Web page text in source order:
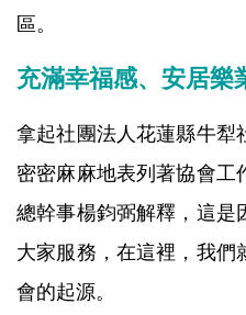
區。
充滿幸福感、安居樂
拿起社團法人花蓮縣牛犁
密密麻麻地表列著協會工
總幹事楊鈞弼解釋，這是
大家服務，在這裡，我們
會的起源。